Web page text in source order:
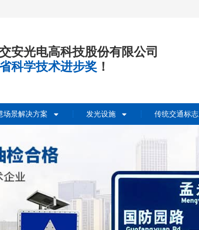
安光电高科技股份有限公司
科学技术进步奖 ！
场景解决方案 发光设施 传统交通标志